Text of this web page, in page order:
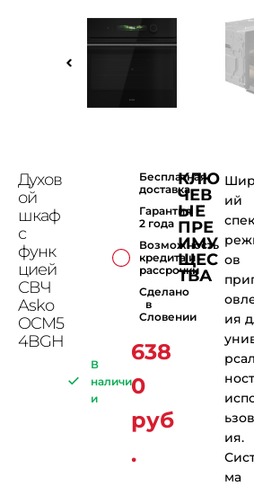
Духов
ой
шкаф
с
функ
цией
СВЧ
Asko
OCM5
4BGH
В
наличи
и
Бесплатная
доставка
Гарантия
2 года
Возможность
кредита и
рассрочки
Сделано
в
Словении
638
0
руб
.
КЛЮ
ЧЕВ
ЫЕ
ПРЕ
ИМУ
ЩЕС
ТВА
ий
ов
ия
ия.
ма